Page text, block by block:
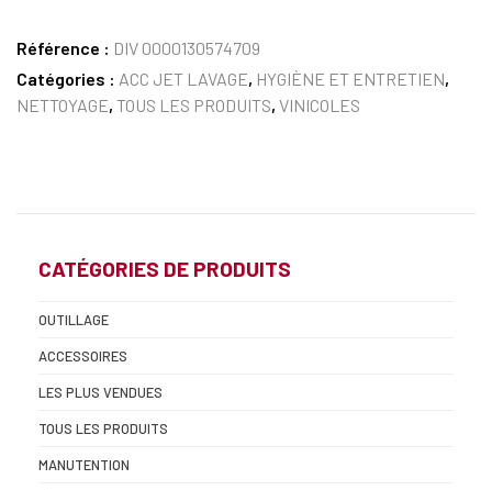
Référence : DIV 0000130574709
Catégories : ACC JET LAVAGE, HYGIÈNE ET ENTRETIEN,
NETTOYAGE, TOUS LES PRODUITS, VINICOLES
CATÉGORIES DE PRODUITS
OUTILLAGE
ACCESSOIRES
LES PLUS VENDUES
TOUS LES PRODUITS
MANUTENTION